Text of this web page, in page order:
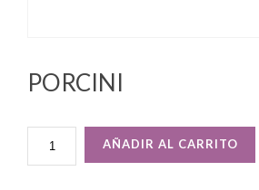
PORCINI
AÑADIR AL CARRITO